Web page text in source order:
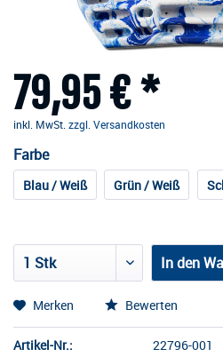
79,95 € *
inkl. MwSt. zzgl. Versandkosten
Farbe
Blau / Weiß Grün / Weiß
In den
Merken Bewerten
Artikel-Nr.:
22796-001